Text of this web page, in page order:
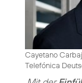
Cayetano
Telefónica